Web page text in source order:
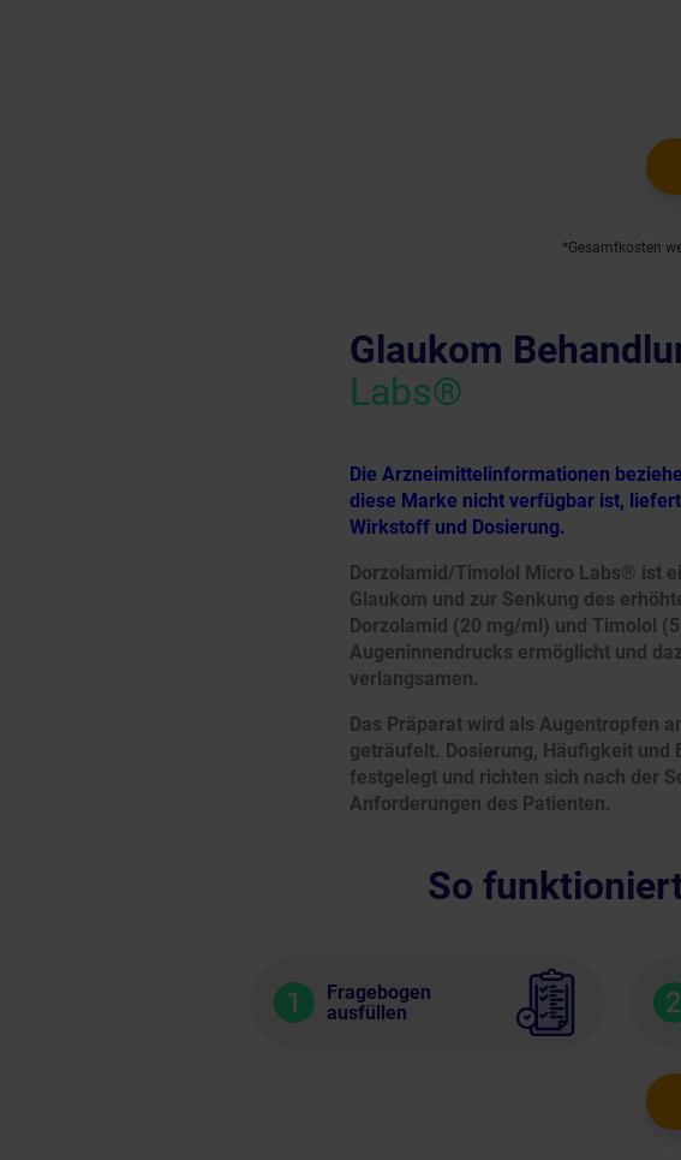
*Gesamtkosten
Glaukom
Labs®
Die Arzneimittelinformationen
diese Marke nicht verfügbar ist,
Wirkstoff und Dosierung.
Dorzolamid/Timolol Micro Labs® ist
Glaukom und zur Senkung des
Dorzolamid (20 mg/ml) und Timolol
Augeninnendrucks ermöglicht und
verlangsamen.
Das Präparat wird als Augentropfen
geträufelt. Dosierung, Häufigkeit und
festgelegt und richten sich nach der
Anforderungen des Patienten.
So
1
Fragebogen
ausfüllen
2